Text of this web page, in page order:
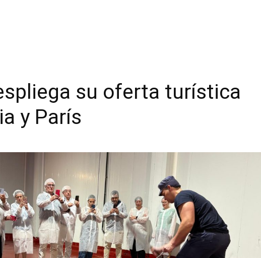
su oferta turística
y París